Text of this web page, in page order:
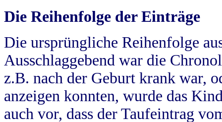
Die Reihenfolge der Einträge
Die ursprüngliche Reihenfolge
Ausschlaggebend war die
z.B. nach der Geburt krank war,
anzeigen konnten, wurde das
auch vor, dass der Taufeintrag